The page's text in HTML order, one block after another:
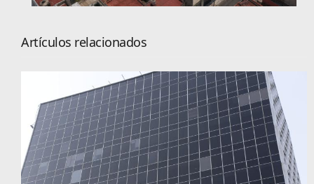
Artículos relacionados